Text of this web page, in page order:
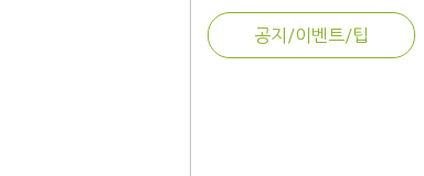
공지/이벤트/팁